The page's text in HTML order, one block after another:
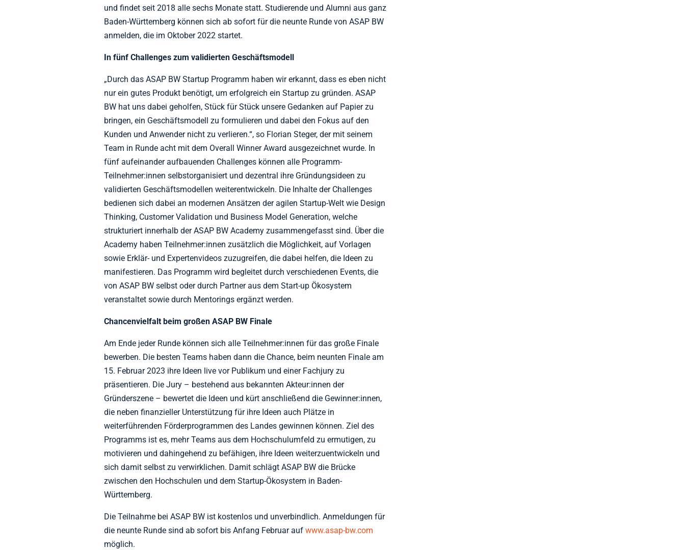
und findet seit 2018 alle sechs Monate statt. Studierende und Alumni aus ganz
Baden-Württemberg können sich ab sofort für die neunte Runde von ASAP BW
anmelden, die im Oktober 2022 startet.
In fünf Challenges zum validierten Geschäftsmodell
„Durch das ASAP BW Startup Programm haben wir erkannt, dass es eben nicht
nur ein gutes Produkt benötigt, um erfolgreich ein Startup zu gründen. ASAP
BW hat uns dabei geholfen, Stück für Stück unsere Gedanken auf Papier zu
bringen, ein Geschäftsmodell zu formulieren und dabei den Fokus auf den
Kunden und Anwender nicht zu verlieren.“, so Florian Steger, der mit seinem
Team in Runde acht mit dem Overall Winner Award ausgezeichnet wurde. In
fünf aufeinander aufbauenden Challenges können alle Programm-
Teilnehmer:innen selbstorganisiert und dezentral ihre Gründungsideen zu
validierten Geschäftsmodellen weiterentwickeln. Die Inhalte der Challenges
bedienen sich dabei an modernen Ansätzen der agilen Startup-Welt wie Design
Thinking, Customer Validation und Business Model Generation, welche
strukturiert innerhalb der ASAP BW Academy zusammengefasst sind. Über die
Academy haben Teilnehmer:innen zusätzlich die Möglichkeit, auf Vorlagen
sowie Erklär- und Expertenvideos zuzugreifen, die dabei helfen, die Ideen zu
manifestieren. Das Programm wird begleitet durch verschiedenen Events, die
von ASAP BW selbst oder durch Partner aus dem Start-up Ökosystem
veranstaltet sowie durch Mentorings ergänzt werden.
Chancenvielfalt beim großen ASAP BW Finale
Am Ende jeder Runde können sich alle Teilnehmer:innen für das große Finale
bewerben. Die besten Teams haben dann die Chance, beim neunten Finale am
15. Februar 2023 ihre Ideen live vor Publikum und einer Fachjury zu
präsentieren. Die Jury – bestehend aus bekannten Akteur:innen der
Gründerszene – bewertet die Ideen und kürt anschließend die Gewinner:innen,
die neben finanzieller Unterstützung für ihre Ideen auch Plätze in
weiterführenden Förderprogrammen des Landes gewinnen können. Ziel des
Programms ist es, mehr Teams aus dem Hochschulumfeld zu ermutigen, zu
motivieren und dahingehend zu befähigen, ihre Ideen weiterzuentwickeln und
sich damit selbst zu verwirklichen. Damit schlägt ASAP BW die Brücke
zwischen den Hochschulen und dem Startup-Ökosystem in Baden-
Württemberg.
Die Teilnahme bei ASAP BW ist kostenlos und unverbindlich. Anmeldungen für
die neunte Runde sind ab sofort bis Anfang Februar aufwww.asap-bw.com
möglich.